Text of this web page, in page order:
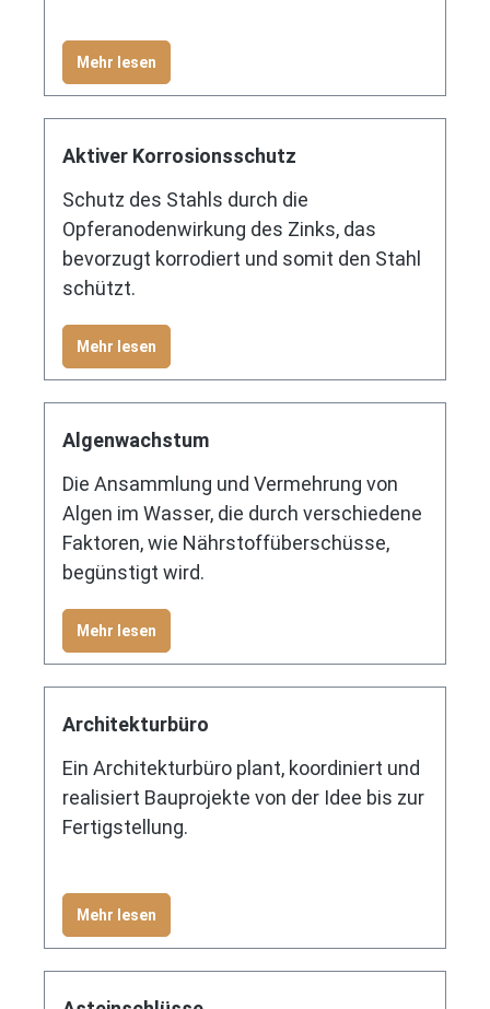
Mehr lesen
Aktiver Korrosionsschutz
Schutz des Stahls durch die
Opferanodenwirkung des Zinks, das
bevorzugt korrodiert und somit den Stahl
schützt.
Mehr lesen
Algenwachstum
Die Ansammlung und Vermehrung von
Algen im Wasser, die durch verschiedene
Faktoren, wie Nährstoffüberschüsse,
begünstigt wird.
Mehr lesen
Architekturbüro
Ein Architekturbüro plant, koordiniert und
realisiert Bauprojekte von der Idee bis zur
Fertigstellung.
Mehr lesen